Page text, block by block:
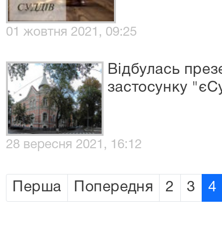
01 жовтня 2021, 09:25
Відбулась
застосунку
28 вересня 2021, 16:12
Перша Попередня 2 3 4